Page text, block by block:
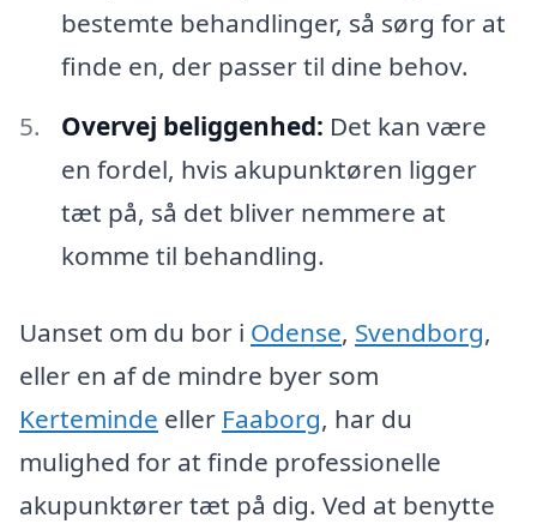
bestemte behandlinger, så sørg for at
finde en, der passer til dine behov.
Overvej beliggenhed: Det kan være
en fordel, hvis akupunktøren ligger
tæt på, så det bliver nemmere at
komme til behandling.
Uanset om du bor i Odense, Svendborg,
eller en af de mindre byer som
Kerteminde eller Faaborg, har du
mulighed for at finde professionelle
akupunktører tæt på dig. Ved at benytte